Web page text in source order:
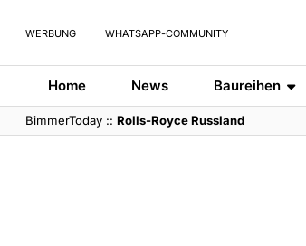
WERBUNG WHATSAPP-COMMUNITY
Home News Baureihen
BimmerToday ::Rolls-Royce Russland